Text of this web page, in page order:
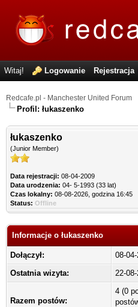
Witaj! Logowanie Rejestracja
Redcafe.pl - Manchester United Forum
Profil: łukaszenko
łukaszenko
(Junior Member)
Data rejestracji: 08-04-2009
Data urodzenia: 04- 5-1993 (33 lat)
Czas lokalny: 08-08-2026, godzina 16:45
Status: Offline
Informacje o łukaszenko
Dołączył:
08-
Ostatnia wizyta:
22-
Razem postów:
4 (0